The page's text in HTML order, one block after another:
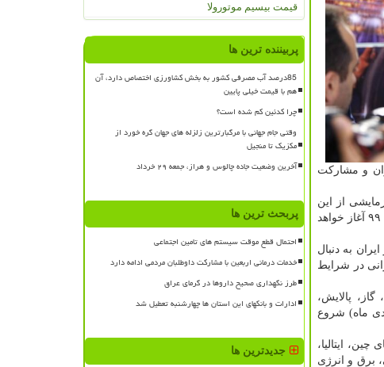
ایران و مشاركت
از این
توربین ها در شبكه انتقال گاز كشور شروع شده و با آخر مراحل بهره برداری آزمایشی، تولید انبوه با فناوری بومی و ایرانی از سال ۹۹ آغاز خواهد
به دنبال
در شرایط
پالایش،
برق و انرژی ایران به نمایندگان كشورهای شركت كننده در این نمایشگاه، كار خویش را از روز گذشته (دوشنبه، ۳۰ دی ماه) شروع
و خارجی از كشورهای چین، ایتالیا،
برق و انرژی
قیمت بیسیم موتورولا
پربیننده ترین ها
85درصد آب مصرفی کشور به بخش کشاورزی اختصاص دارد، آن
هم با قیمت خیلی پایین
چرا کدئین کم شده است؟
وقتی جام جهانی با مرگبارترین زلزله های جهان گره خورد از
مکزیک تا منجیل
آخرین وضعیت جاده چالوس و هراز، جمعه ۲۹ خرداد
پربحث ترین ها
احتمال قطع موقت سیستم های تامین اجتماعی
خدمات درمانی اربعین با مشارکت داوطلبان مردمی ادامه دارد
طرز نگهداری صحیح داروها در گرمای عراق
ادارات و بانکهای این استان ها چهارشنبه تعطیل شد
جدیدترین ها